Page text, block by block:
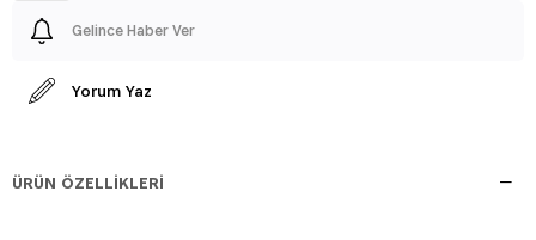
Gelince Haber Ver
Yorum Yaz
ÜRÜN ÖZELLIKLERI